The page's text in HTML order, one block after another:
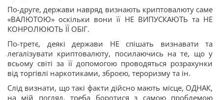
По-друге, держави навряд визнають криптовалюту саме
«ВАЛЮТОЮ» оскільки вони її НЕ ВИПУСКАЮТЬ та НЕ
КОНРОЛЮЮТЬ ЇЇ ОБІГ.
По-третє, деякі держави НЕ спішать визнавати та
легалізувати криптовалюту, посилаючись на те, що у
всьому світі за її допомогою проводяться розрахунки
від торгівлі наркотиками, зброєю, тероризму та ін.
Слід визнати, що такі факти дійсно мають місце, ОДНАК,
на мій погляд, треба боротися з самою проблемою